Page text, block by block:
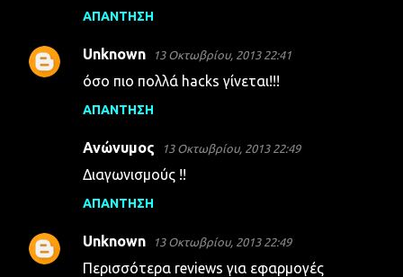
ΑΠΆΝΤΗΣΗ
Unknown 13 Οκτωβρίου, 2013 22:41
όσο πιο πολλά hacks γίνεται!!!
ΑΠΆΝΤΗΣΗ
Ανώνυμος 13 Οκτωβρίου, 2013 22:49
Διαγωνισμούς !!
ΑΠΆΝΤΗΣΗ
Unknown 13 Οκτωβρίου, 2013 22:49
Περισσότερα reviews για εφαρμογές